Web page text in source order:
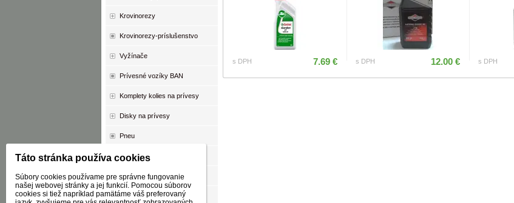
Krovinorezy
Krovinorezy-príslušenstvo
Vyžínače
Prívesné vozíky BAN
Komplety kolies na prívesy
Disky na prívesy
Pneu
Duše
Oleje
AKCIA
s DPH 7.69 € s DPH 12.00 € s DPH
Táto stránka používa cookies
Súbory cookies používame pre správne fungovanie
našej webovej stránky a jej funkcií. Pomocou súborov
cookies si tiež napríklad pamätáme váš preferovaný